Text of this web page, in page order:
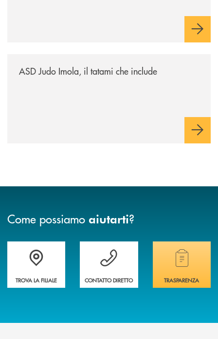
ASD Judo Imola, il tatami che include
Come possiamo aiutarti?
Accedi all' elenco completo delle filiali della banca.
TROVA LA FILIALE
Hai bisogno di assistenza immediata?
CONTATTO DIRETTO
Hai bisogno di
TRASPARENZA